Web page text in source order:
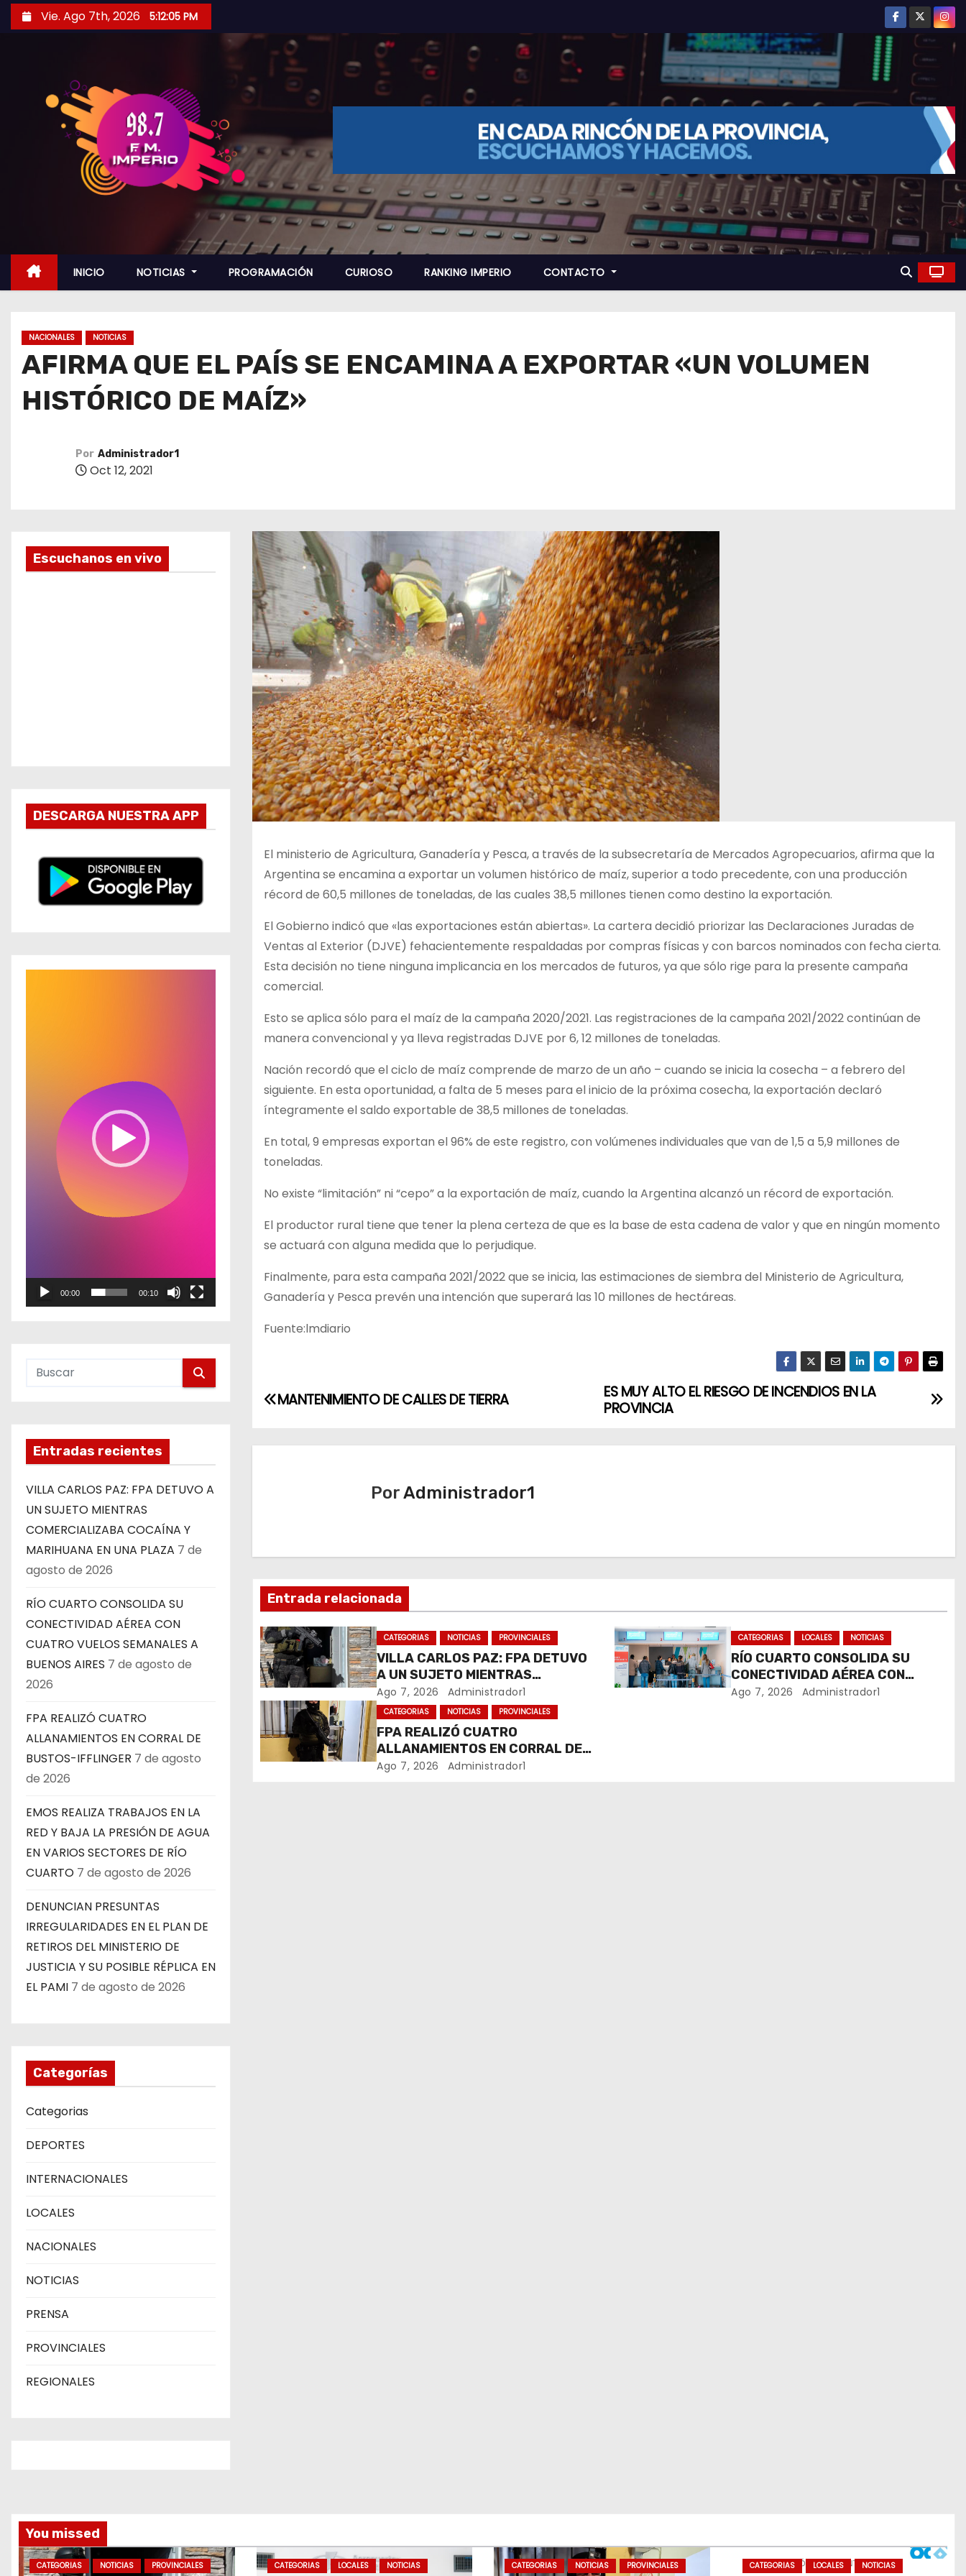
i
Vie. Ago 7th, 2026 5:12:06 PM
INICIO NOTICIAS PROGRAMACIÓN CURIOSO RANKING IMPERIO CONTACTO
NACIONALES NOTICIAS
AFIRMA QUE EL PAÍS SE ENCAMINA A EXPORTAR «UN VOLUMEN
HISTÓRICO DE MAÍZ»
Por Administrador1
Oct 12, 2021
Escuchanos en vivo
DESCARGA NUESTRA APP
d
00:00 00:10
Entradas recientes
VILLA CARLOS PAZ: FPA DETUVO A
UN SUJETO MIENTRAS
COMERCIALIZABA COCAÍNA Y
MARIHUANA EN UNA PLAZA 7 de
agosto de 2026
RÍO CUARTO CONSOLIDA SU
CONECTIVIDAD AÉREA CON
CUATRO VUELOS SEMANALES A
BUENOS AIRES 7 de agosto de
2026
FPA REALIZÓ CUATRO
ALLANAMIENTOS EN CORRAL DE
BUSTOS-IFFLINGER 7 de agosto
de 2026
EMOS REALIZA TRABAJOS EN LA
RED Y BAJA LA PRESIÓN DE AGUA
EN VARIOS SECTORES DE RÍO
CUARTO 7 de agosto de 2026
DENUNCIAN PRESUNTAS
IRREGULARIDADES EN EL PLAN DE
RETIROS DEL MINISTERIO DE
JUSTICIA Y SU POSIBLE RÉPLICA EN
EL PAMI 7 de agosto de 2026
Categorías
Categorias
DEPORTES
INTERNACIONALES
LOCALES
NACIONALES
NOTICIAS
PRENSA
PROVINCIALES
REGIONALES
El ministerio de Agricultura, Ganadería y Pesca, a través de la subsecretaría de Mercados Agropecuarios, afirma que la
Argentina se encamina a exportar un volumen histórico de maíz, superior a todo precedente, con una producción
récord de 60,5 millones de toneladas, de las cuales 38,5 millones tienen como destino la exportación.
El Gobierno indicó que «las exportaciones están abiertas». La cartera decidió priorizar las Declaraciones Juradas de
Ventas al Exterior (DJVE) fehacientemente respaldadas por compras físicas y con barcos nominados con fecha cierta.
Esta decisión no tiene ninguna implicancia en los mercados de futuros, ya que sólo rige para la presente campaña
comercial.
Esto se aplica sólo para el maíz de la campaña 2020/2021. Las registraciones de la campaña 2021/2022 continúan de
manera convencional y ya lleva registradas DJVE por 6, 12 millones de toneladas.
Nación recordó que el ciclo de maíz comprende de marzo de un año – cuando se inicia la cosecha – a febrero del
siguiente. En esta oportunidad, a falta de 5 meses para el inicio de la próxima cosecha, la exportación declaró
íntegramente el saldo exportable de 38,5 millones de toneladas.
En total, 9 empresas exportan el 96% de este registro, con volúmenes individuales que van de 1,5 a 5,9 millones de
toneladas.
No existe “limitación” ni “cepo” a la exportación de maíz, cuando la Argentina alcanzó un récord de exportación.
El productor rural tiene que tener la plena certeza de que es la base de esta cadena de valor y que en ningún momento
se actuará con alguna medida que lo perjudique.
Finalmente, para esta campaña 2021/2022 que se inicia, las estimaciones de siembra del Ministerio de Agricultura,
Ganadería y Pesca prevén una intención que superará las 10 millones de hectáreas.
Fuente:lmdiario
N
c
i
ó
n
d
e
e
ES MUY ALTO EL RIESGO DE INCENDIOS EN LA
PROVINCIA
MANTENIMIENTO DE CALLES DE TIERRA
PorAdministrador1
Entrada relacionada
CATEGORIAS NOTICIAS PROVINCIALES
VILLA CARLOS PAZ: FPA DETUVO
A UN SUJETO MIENTRAS
COMERCIALIZABA COCAÍNA Y
MARIHUANA EN UNA PLAZA
Ago 7, 2026 Administrador1
CATEGORIAS LOCALES NOTICIAS
RÍO CUARTO CONSOLIDA SU
CONECTIVIDAD AÉREA CON
CUATRO VUELOS SEMANALES A
Ago 7, 2026 Administrador1
CATEGORIAS NOTICIAS PROVINCIALES
FPA REALIZÓ CUATRO
ALLANAMIENTOS EN CORRAL DE
BUSTOS-IFFLINGER
Ago 7, 2026 Administrador1
You missed
CATEGORIAS NOTICIAS PROVINCIALES CATEGORIAS LOCALES NOTICIAS CATEGORIAS NOTICIAS PROVINCIALES CATEGORIAS LOCALES NOTICIAS